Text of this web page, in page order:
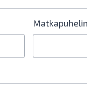
Matkapuhelin